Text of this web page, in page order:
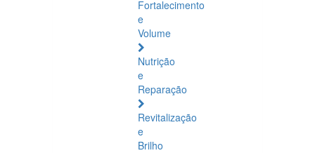
Fortalecimento
e
Volume
Nutrição
e
Reparação
Revitalização
e
Brilho